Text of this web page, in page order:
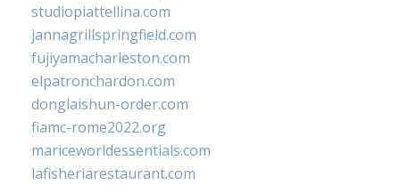
studiopiattellina.com
jannagrillspringfield.com
fujiyamacharleston.com
elpatronchardon.com
donglaishun-order.com
fiamc-rome2022.org
mariceworldessentials.com
lafisheriarestaurant.com